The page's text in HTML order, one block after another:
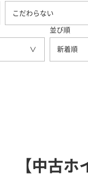
こだわらない
並び順
新着順
【中古ホ